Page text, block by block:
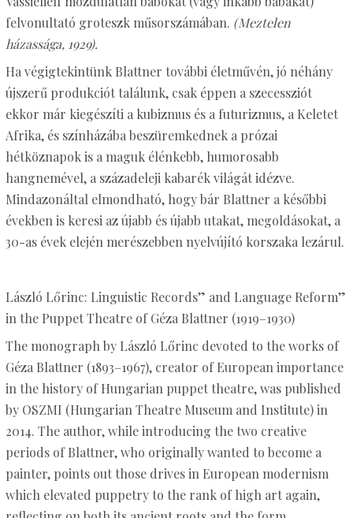
felvonultató groteszk műsorszámában. (Meztelen
házassága, 1929).
Ha végigtekintünk Blattner további életművén, jó néhány
újszerű produkciót találunk, csak éppen a szecessziót
ekkor már kiegészíti a kubizmus és a futurizmus, a Keletet
Afrika, és színházába beszüremkednek a prózai
hétköznapok is a maguk élénkebb, humorosabb
hangnemével, a századeleji kabarék világát idézve.
Mindazonáltal elmondható, hogy bár Blattner a későbbi
években is keresi az újabb és újabb utakat, megoldásokat, a
30-as évek elején merészebben nyelvújító korszaka lezárul.
László Lőrinc: Linguistic Records” and Language Reform”
in the Puppet Theatre of Géza Blattner (1919–1930)
The monograph by László Lőrinc devoted to the works of
Géza Blattner (1893–1967), creator of European importance
in the history of Hungarian puppet theatre, was published
by OSZMI (Hungarian Theatre Museum and Institute) in
2014. The author, while introducing the two creative
periods of Blattner, who originally wanted to become a
painter, points out those drives in European modernism
which elevated puppetry to the rank of high art again,